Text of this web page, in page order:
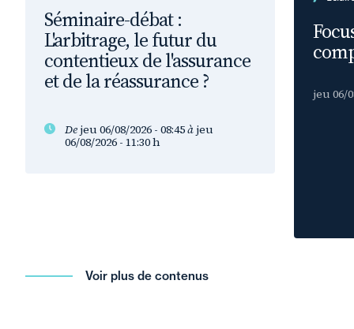
Séminaire-débat :
L'arbitrage, le futur du
contentieux de l'assurance
et de la réassurance ?
De jeu 06/08/2026 - 08:45à jeu
06/08/2026 - 11:30h
jeu 06/
Voir plus de contenus